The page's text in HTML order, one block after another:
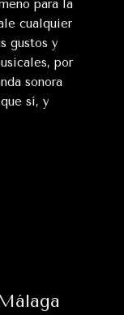
para la
cualquier
gustos y
por
sonora
sí, y